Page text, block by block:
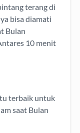
terang di
bisa diamati
Bulan
10 menit
terbaik untuk
saat Bulan